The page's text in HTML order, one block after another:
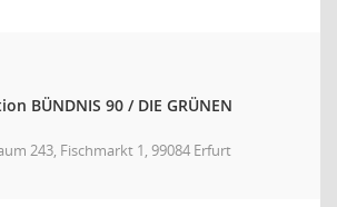
BÜNDNIS 90 / DIE GRÜNEN
243, Fischmarkt 1, 99084 Erfurt